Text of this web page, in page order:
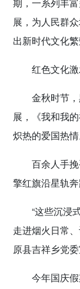
期，一系列丰
展，为人民群
出新时代文化
红色文化
金秋时节，
展，《我和我
炽热的爱国热情
百余人手挽
擎红旗沿星轨
“这些沉浸式
走进烟火日常
原县吉祥乡党
今年国庆假